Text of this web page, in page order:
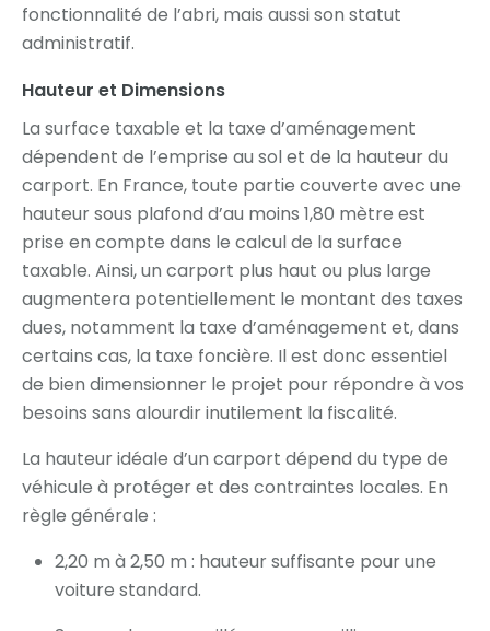
fonctionnalité de l’abri, mais aussi son statut
administratif.
Hauteur et Dimensions
La surface taxable et la taxe d’aménagement
dépendent de l’emprise au sol et de la hauteur du
carport. En France, toute partie couverte avec une
hauteur sous plafond d’au moins 1,80 mètre est
prise en compte dans le calcul de la surface
taxable. Ainsi, un carport plus haut ou plus large
augmentera potentiellement le montant des taxes
dues, notamment la taxe d’aménagement et, dans
certains cas, la taxe foncière. Il est donc essentiel
de bien dimensionner le projet pour répondre à vos
besoins sans alourdir inutilement la fiscalité.
La hauteur idéale d’un carport dépend du type de
véhicule à protéger et des contraintes locales. En
règle générale :
2,20 m à 2,50 m : hauteur suffisante pour une
voiture standard.